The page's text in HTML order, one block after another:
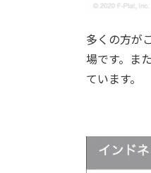
多くの方が
場です。ま
ています。